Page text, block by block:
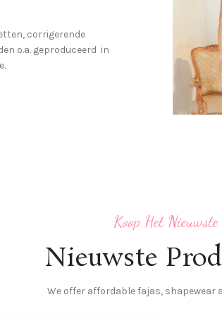
corrigerende
o.a. geproduceerd in
Koop Het Nieuwste
Nieuwste
We offer affordable fajas, shapewear